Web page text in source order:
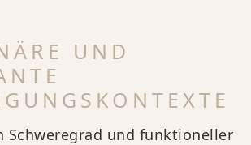
UND
Schweregrad und funktioneller